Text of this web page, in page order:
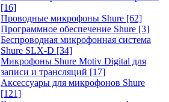
[16]
Проводные микрофоны Shure [62]
Программное обеспечение Shure [3]
Беспроводная микрофонная система
Shure SLX-D [34]
Микрофоны Shure Motiv Digital для
записи и трансляций [17]
Аксессуары для микрофонов Shure
[121]